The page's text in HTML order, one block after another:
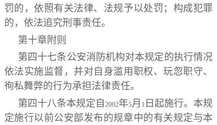
罚的，依照有关法律、法规予以处罚；构成犯罪
的，依法追究刑事责任。
第十章附则
第四十七条公安消防机构对本规定的执行情况
依法实施监督，并对自身滥用职权、玩忽职守、
徇私舞弊的行为承担法律责任。
第四十八条本规定自 2002年5月 1 日起施行。本规
定施行以前公安部发布的规章中的有关规定与本